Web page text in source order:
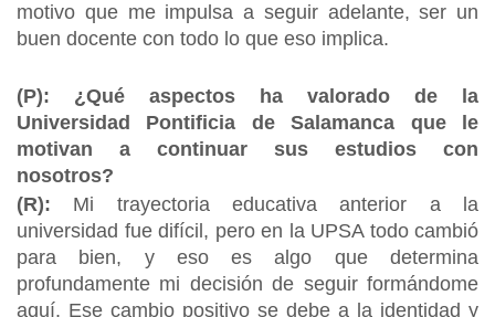
motivo que me impulsa a seguir adelante, ser un
buen docente con todo lo que eso implica.
(P): ¿Qué aspectos ha valorado de la
Universidad Pontificia de Salamanca que le
motivan a continuar sus estudios con
nosotros?
(R): Mi trayectoria educativa anterior a la
universidad fue difícil, pero en la UPSA todo cambió
para bien, y eso es algo que determina
profundamente mi decisión de seguir formándome
aquí. Ese cambio positivo se debe a la identidad y